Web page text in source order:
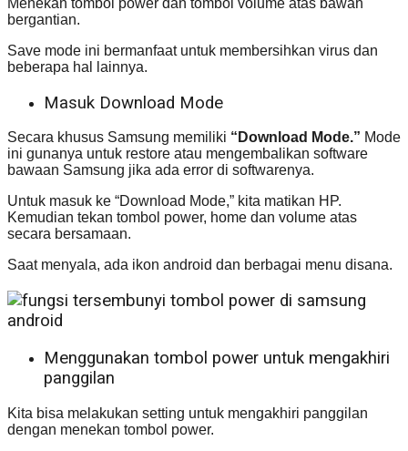
Menekan tombol power dan tombol volume atas bawah
bergantian.
Save mode ini bermanfaat untuk membersihkan virus dan
beberapa hal lainnya.
Masuk Download Mode
Secara khusus Samsung memiliki “Download Mode.” Mode
ini gunanya untuk restore atau mengembalikan software
bawaan Samsung jika ada error di softwarenya.
Untuk masuk ke “Download Mode,” kita matikan HP.
Kemudian tekan tombol power, home dan volume atas
secara bersamaan.
Saat menyala, ada ikon android dan berbagai menu disana.
Menggunakan tombol power untuk mengakhiri
panggilan
Kita bisa melakukan setting untuk mengakhiri panggilan
dengan menekan tombol power.